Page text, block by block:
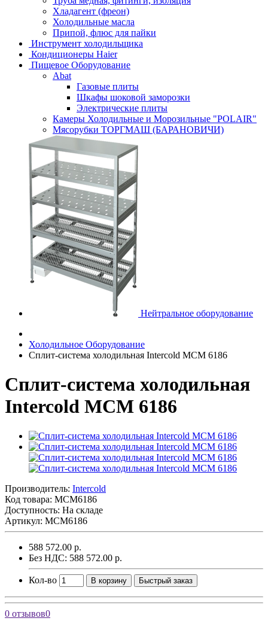
Хладагент (фреон)
Холодильные масла
Припой, флюс для пайки
Инструмент холодильщика
Кондиционеры Haier
Пищевое Оборудование
Abat
Газовые плиты
Шкафы шоковой заморозки
Электрические плиты
Камеры Холодильные и Морозильные "POLAIR"
Мясорубки ТОРГМАШ (БАРАНОВИЧИ)
Нейтральное оборудование
Холодильное Оборудование
Сплит-система холодильная Intercold MCM 6186
Сплит-система холодильная
Intercold MCM 6186
Производитель: Intercold
Код товара: MCM6186
Доступность: На складе
Артикул: MCM6186
588 572.00 р.
Без НДС: 588 572.00 р.
Кол-во В корзину Быстрый заказ
0 отзывов0